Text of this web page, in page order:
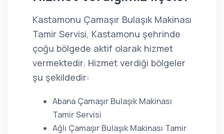
Kastamonu Çamaşır Bulaşık Makinası
Tamir Servisi, Kastamonu şehrinde
çoğu bölgede aktif olarak hizmet
vermektedir. Hizmet verdiği bölgeler
şu şekildedir:
Abana Çamaşır Bulaşık Makinası
Tamir Servisi
Ağlı Çamaşır Bulaşık Makinası Tamir